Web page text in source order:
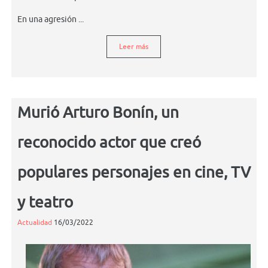
En una agresión ...
Leer más
Murió Arturo Bonín, un
reconocido actor que creó
populares personajes en cine, TV
y teatro
Actualidad 16/03/2022